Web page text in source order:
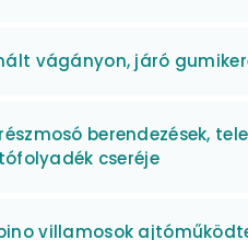
vágányon, járó
berendezések,
cseréje
villamosok